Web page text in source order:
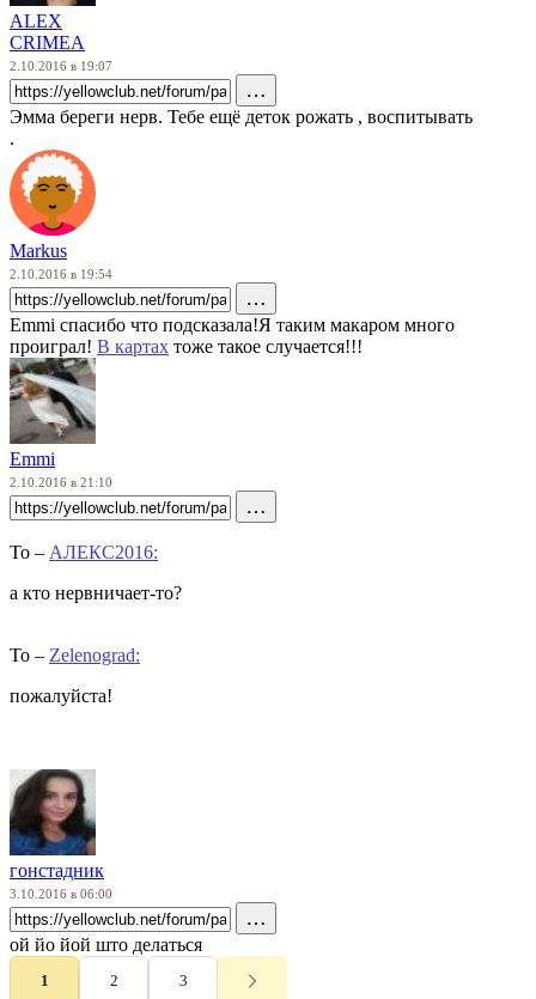
ALEX
CRIMEA
2.10.2016 в 19:07
…
Эмма береги нерв. Тебе ещё деток рожать , воспитывать
.
Markus
2.10.2016 в 19:54
…
Emmi спасибо что подсказала!Я таким макаром много
проиграл! В картах тоже такое случается!!!
Emmi
2.10.2016 в 21:10
…
To – АЛЕКС2016:
а кто нервничает-то?
To – Zelenograd:
пожалуйста!
гонстадник
3.10.2016 в 06:00
…
ой йо йой што делаться
1 2 3